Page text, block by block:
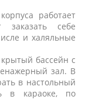
работает
заказать себе
и халяльные
бассейн с
зал. В
в настольный
в караоке, по